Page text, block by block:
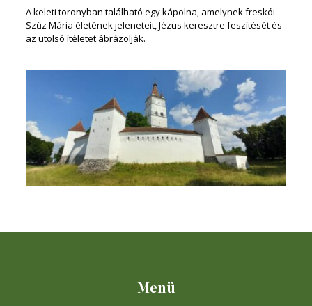
A keleti toronyban található egy kápolna, amelynek freskói
Szűz Mária életének jeleneteit, Jézus keresztre feszítését és
az utolsó ítéletet ábrázolják.
Menü